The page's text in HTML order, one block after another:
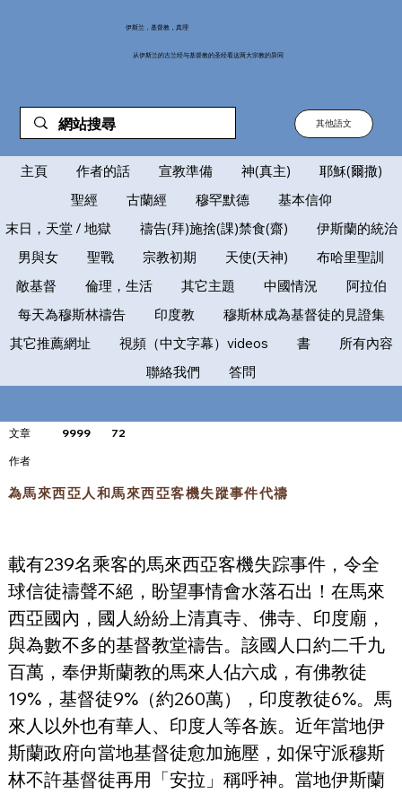
伊斯兰，基督教，真理
从伊斯兰的古兰经与基督教的圣经看这两大宗教的异同
其他語文
主頁 作者的話 宣教準備 神(真主)
耶穌(爾撒)
聖經
古蘭經 穆罕默德
基本信仰
末日，天堂 / 地獄
禱告(拜)施捨(課)禁食(齋)
伊斯蘭的統治
男與女
聖戰 宗教初期 天使(天神)
布哈里聖訓
敵基督
倫理，生活 其它主題 中國情況
阿拉伯
每天為穆斯林禱告
印度教
穆斯林成為基督徒的見證集
其它推薦網址
視頻（中文字幕）videos 書
所有內容
聯絡我們
答問
文章 9999 72
​作者
為馬來西亞人和馬來西亞客機失蹤事件代禱
載有239名乘客的馬來西亞客機失踪事件，令全
球信徒禱聲不絕，盼望事情會水落石出！在馬來
西亞國內，國人紛紛上清真寺、佛寺、印度廟，
與為數不多的基督教堂禱告。該國人口約二千九
百萬，奉伊斯蘭教的馬來人佔六成，有佛教徒
19%，基督徒9%（約260萬），印度教徒6%。馬
來人以外也有華人、印度人等各族。近年當地伊
斯蘭政府向當地基督徒愈加施壓，如保守派穆斯
林不許基督徒再用「安拉」稱呼神。當地伊斯蘭